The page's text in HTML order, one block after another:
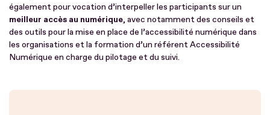
également pour vocation d’interpeller les participants sur un
meilleur accès au numérique, avec notamment des conseils et
des outils pour la mise en place de l’accessibilité numérique dans
les organisations et la formation d’un référent Accessibilité
Numérique en charge du pilotage et du suivi.